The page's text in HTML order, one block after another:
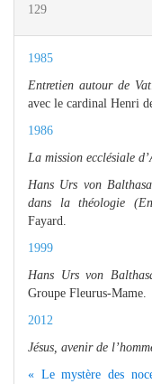
129
1985
Entretien autour de
avec le cardinal Henri
1986
La mission ecclésiale
Hans Urs von
dans la théologie
Fayard.
1999
Hans Urs von
Groupe Fleurus-Mame.
2012
Jésus, avenir de
« Le mystère des